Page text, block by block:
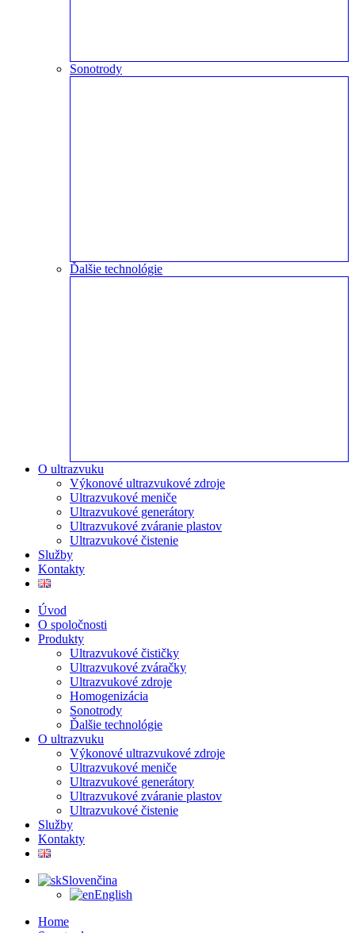
Sonotrody
Ďalšie technológie
O ultrazvuku
Výkonové ultrazvukové zdroje
Ultrazvukové meniče
Ultrazvukové generátory
Ultrazvukové zváranie plastov
Ultrazvukové čistenie
Služby
Kontakty
Úvod
O spoločnosti
Produkty
Ultrazvukové čističky
Ultrazvukové zváračky
Ultrazvukové zdroje
Homogenizácia
Sonotrody
Ďalšie technológie
O ultrazvuku
Výkonové ultrazvukové zdroje
Ultrazvukové meniče
Ultrazvukové generátory
Ultrazvukové zváranie plastov
Ultrazvukové čistenie
Služby
Kontakty
Slovenčina
English
Home